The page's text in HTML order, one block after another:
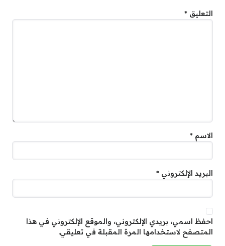
التعليق *
الاسم *
البريد الإلكتروني *
احفظ اسمي، بريدي الإلكتروني، والموقع الإلكتروني في هذا
المتصفح لاستخدامها المرة المقبلة في تعليقي.